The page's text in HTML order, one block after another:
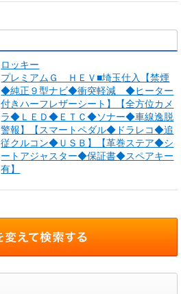
ロッキー
プレミアムＧ ＨＥＶ■埼玉仕入【禁煙
◆純正９型ナビ◆衝突軽減 ◆ヒーター
付きハーフレザーシート】【全方位カメ
ラ◆ＬＥＤ◆ＥＴＣ◆ソナー◆車線逸脱
警報】【スマートペダル◆ドラレコ◆追
従クルコン◆ＵＳＢ】【革巻ステア◆シ
ートアジャスター◆保証書◆スペアキー
有】